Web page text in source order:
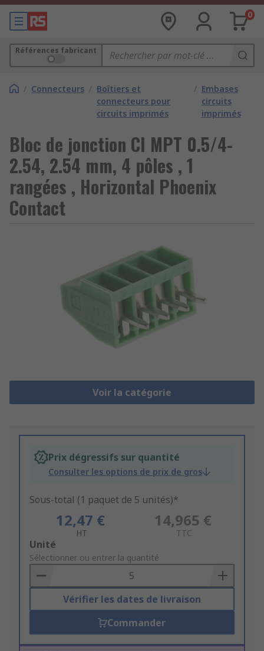
0
Références fabricant
/ Connecteurs / Boîtiers et
connecteurs pour
circuits imprimés
/ Embases
circuits
imprimés
Bloc de jonction CI MPT 0.5/4-
2.54, 2.54 mm, 4 pôles , 1
rangées , Horizontal Phoenix
Contact
Voir la catégorie
Prix dégressifs sur quantité
Consulter les options de prix de gros
Sous-total (1 paquet de 5 unités)*
12,47 €
HT
14,965 €
TTC
Add
to
Basket
Unité
Sélectionner ou entrer la quantité
Vérifier les dates de livraison
Commander